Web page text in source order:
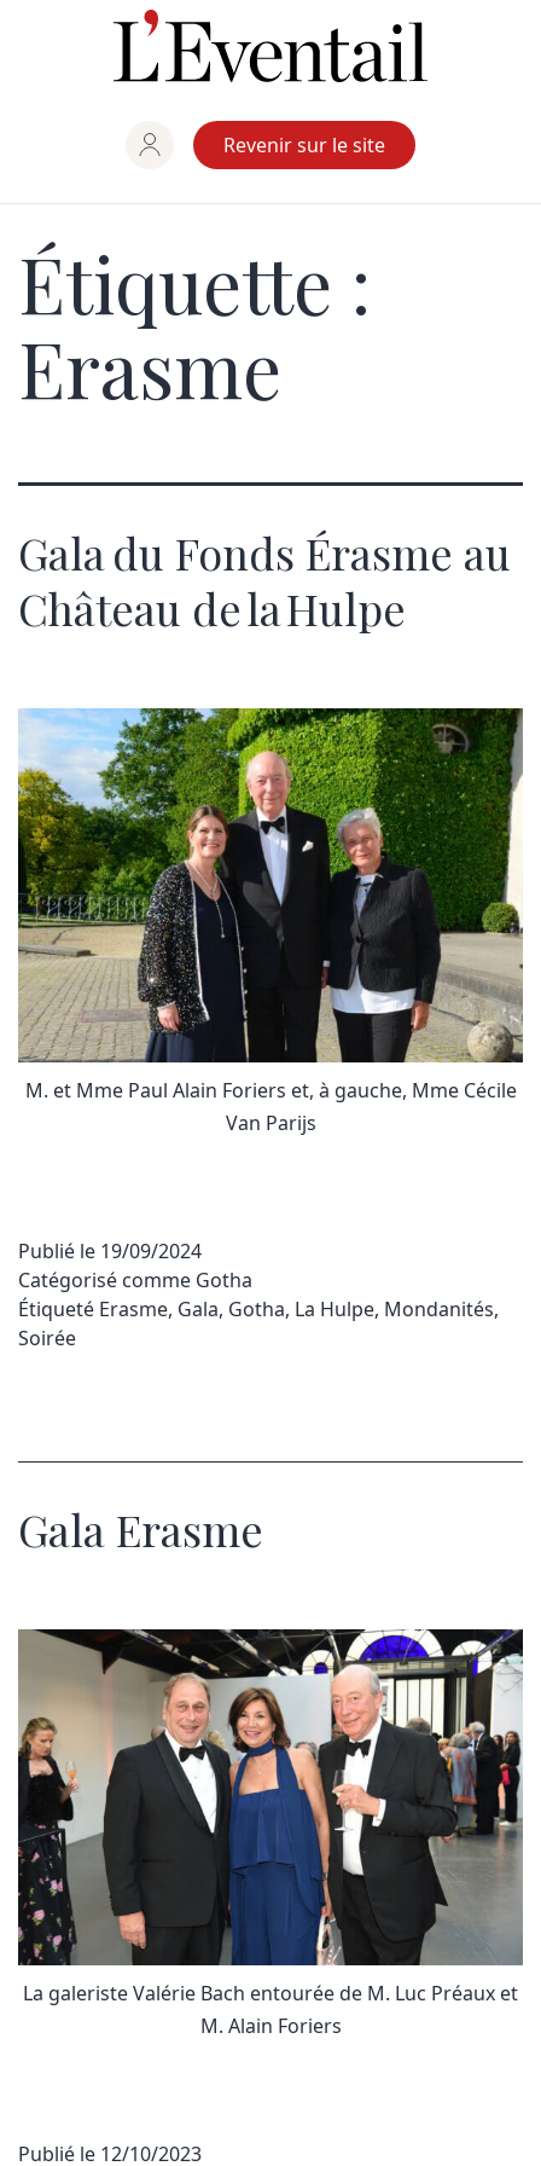
Revenir sur le site
Étiquette :
Erasme
Gala du Fonds Érasme au
Château de la Hulpe
M. et Mme Paul Alain Foriers et, à gauche, Mme Cécile
Van Parijs
Publié le 19/09/2024
Catégorisé comme Gotha
Étiqueté Erasme, Gala, Gotha, La Hulpe, Mondanités,
Soirée
Gala Erasme
La galeriste Valérie Bach entourée de M. Luc Préaux et
M. Alain Foriers
Publié le 12/10/2023